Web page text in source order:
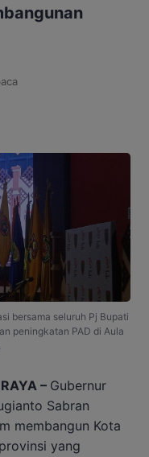
bersama seluruh Pj Bupati
peningkatan PAD di Aula
– Gubernur
Sabran
membangun Kota
yang